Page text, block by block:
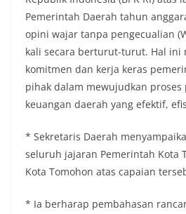
Pemerintah Daerah tahun
opini wajar tanpa pengecualian
kali secara berturut-turut. Hal ini
komitmen dan kerja keras
pihak dalam mewujudkan proses
keuangan daerah yang efektif,
* Sekretaris Daerah
seluruh jajaran Pemerintah Kota
Kota Tomohon atas capaian
* Ia berharap pembahasan